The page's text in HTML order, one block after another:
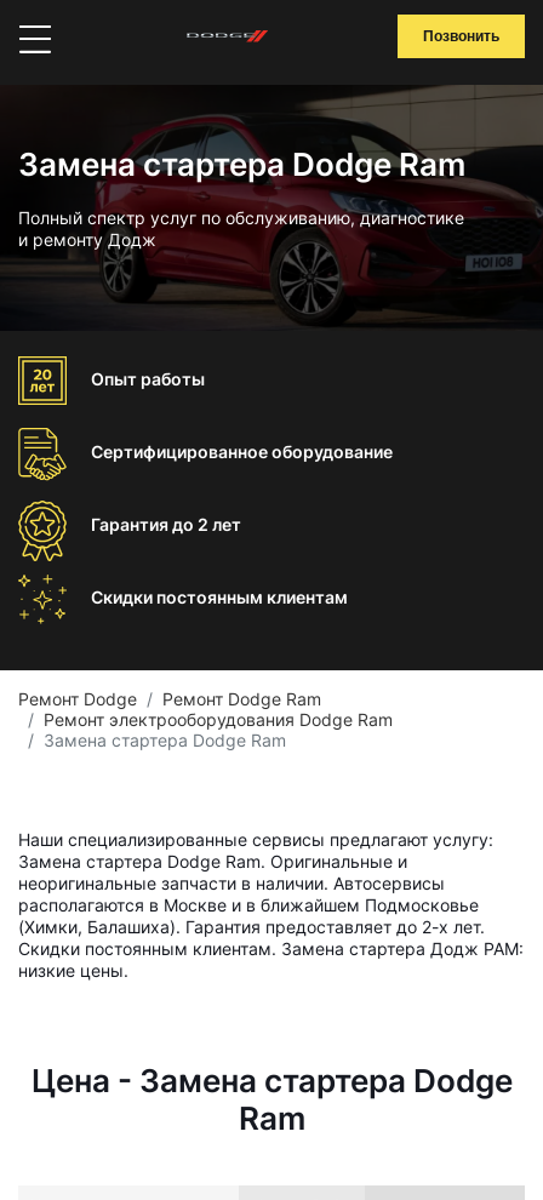
Позвонить
Замена стартера Dodge Ram
Полный спектр услуг по обслуживанию, диагностике
и ремонту Додж
Опыт работы
Сертифицированноеоборудование
Гарантиядо 2 лет
Скидки постоянным клиентам
Ремонт Dodge
Ремонт Dodge Ram
Ремонт электрооборудования Dodge Ram
Замена стартера Dodge Ram
Наши специализированные сервисы предлагают услугу:
Замена стартера Dodge Ram. Оригинальные и
неоригинальные запчасти в наличии. Автосервисы
располагаются в Москве и в ближайшем Подмосковье
(Химки, Балашиха). Гарантия предоставляет до 2-х лет.
Скидки постоянным клиентам. Замена стартера Додж РАМ:
низкие цены.
Цена - Замена стартера Dodge
Ram